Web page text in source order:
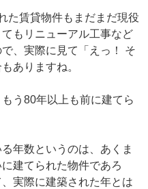
た賃貸物件もまだまだ現役
もリニューアル工事など
、実際に見て「えっ！ そ
ありますね。
う80年以上も前に建てら
年数というのは、あくま
建てられた物件であろ
実際に建築された年とは